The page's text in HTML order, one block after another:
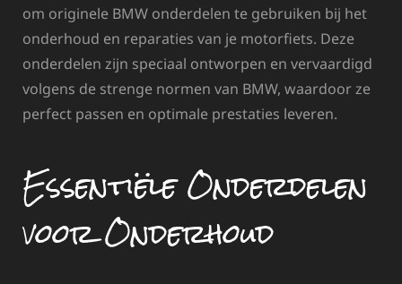
om originele BMW onderdelen te gebruiken bij het
onderhoud en reparaties van je motorfiets. Deze
onderdelen zijn speciaal ontworpen en vervaardigd
volgens de strenge normen van BMW, waardoor ze
perfect passen en optimale prestaties leveren.
Essentiële Onderdelen
voor Onderhoud